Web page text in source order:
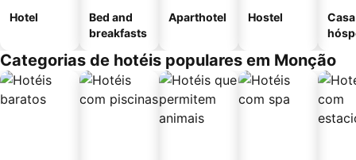
Hotel
Bed and
breakfasts
Aparthotel Hostel
Categorias de hotéis populares em Monção